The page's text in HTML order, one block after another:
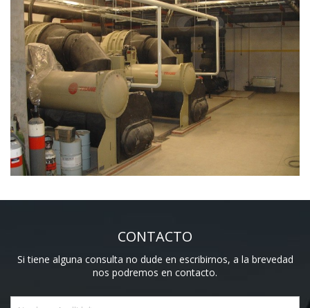
CONTACTO
Si tiene alguna consulta no dude en escribirnos, a la brevedad
nos podremos en contacto.